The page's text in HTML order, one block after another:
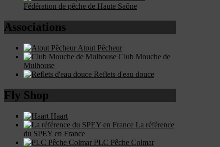
Fédération de pêche de Haute Saône
Associations
Atout Pêcheur
Club Mouche de
Mulhouse
Reflets d'eau douce
Fly Shop
Haart
La référence
du SPEY en France
PLC Pêche Colmar